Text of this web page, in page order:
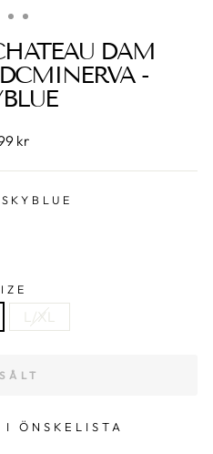
DAM
-
kr
SKYBLUE
L/XL
ÖNSKELISTA